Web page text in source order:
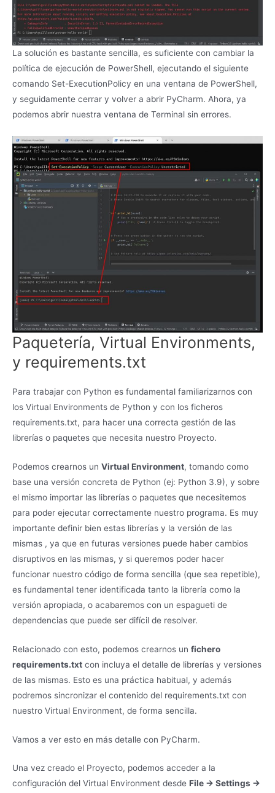
La solución es bastante sencilla, es suficiente con cambiar la
política de ejecución de PowerShell, ejecutando el siguiente
comando Set-ExecutionPolicy en una ventana de PowerShell,
y seguidamente cerrar y volver a abrir PyCharm. Ahora, ya
podemos abrir nuestra ventana de Terminal sin errores.
Paquetería, Virtual Environments,
y requirements.txt
Para trabajar con Python es fundamental familiarizarnos con
los Virtual Environments de Python y con los ficheros
requirements.txt, para hacer una correcta gestión de las
librerías o paquetes que necesita nuestro Proyecto.
Podemos crearnos un Virtual Environment, tomando como
base una versión concreta de Python (ej: Python 3.9), y sobre
el mismo importar las librerías o paquetes que necesitemos
para poder ejecutar correctamente nuestro programa. Es muy
importante definir bien estas librerías y la versión de las
mismas , ya que en futuras versiones puede haber cambios
disruptivos en las mismas, y si queremos poder hacer
funcionar nuestro código de forma sencilla (que sea repetible),
es fundamental tener identificada tanto la librería como la
versión apropiada, o acabaremos con un espagueti de
dependencias que puede ser difícil de resolver.
Relacionado con esto, podemos crearnos un fichero
requirements.txt con incluya el detalle de librerías y versiones
de las mismas. Esto es una práctica habitual, y además
podremos sincronizar el contenido del requirements.txt con
nuestro Virtual Environment, de forma sencilla.
Vamos a ver esto en más detalle con PyCharm.
Una vez creado el Proyecto, podemos acceder a la
configuración del Virtual Environment desde File -> Settings ->